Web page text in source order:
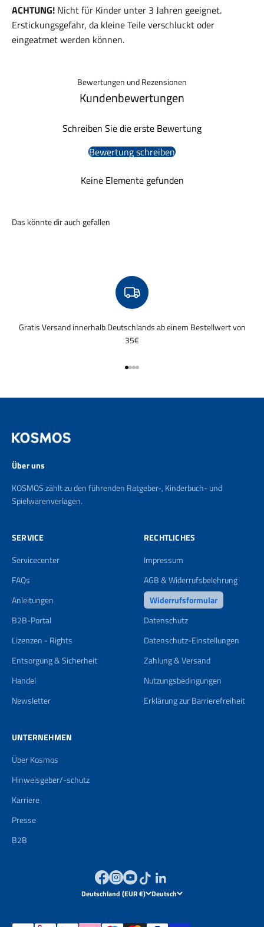
ACHTUNG! Nicht für Kinder unter 3 Jahren geeignet.
Erstickungsgefahr, da kleine Teile verschluckt oder
eingeatmet werden können.
Bewertungen und Rezensionen
Kundenbewertungen
Schreiben Sie die erste Bewertung
Bewertung schreiben
Keine Elemente gefunden
Gratis Versand innerhalb Deutschlands ab einem Bestellwert von
35€
Gehe zu Element 1
Gehe zu Element 2
Gehe zu Element 3
Gehe zu Element 4
Über uns
KOSMOS zählt zu den führenden Ratgeber-, Kinderbuch- und
Spielwarenverlagen.
SERVICE
Servicecenter
FAQs
Anleitungen
B2B-Portal
Lizenzen - Rights
Entsorgung & Sicherheit
Handel
Newsletter
RECHTLICHES
Impressum
AGB & Widerrufsbelehrung
Widerrufsformular
Datenschutz
Datenschutz-Einstellungen
Zahlung & Versand
Nutzungsbedingungen
Erklärung zur Barrierefreiheit
UNTERNEHMEN
Über Kosmos
Hinweisgeber/-schutz
Karriere
Presse
B2B
Deutschland (EUR €) Deutsch